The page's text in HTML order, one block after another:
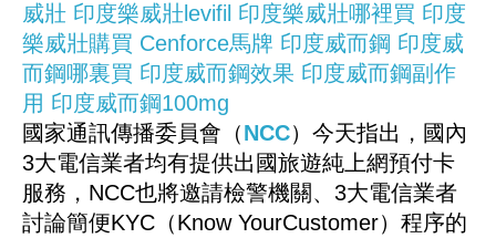
威壯 印度樂威壯levifil 印度樂威壯哪裡買 印度
樂威壯購買 Cenforce馬牌 印度威而鋼 印度威
而鋼哪裏買 印度威而鋼效果 印度威而鋼副作
用 印度威而鋼100mg
國家通訊傳播委員會（NCC）今天指出，國內
3大電信業者均有提供出國旅遊純上網預付卡
服務，NCC也將邀請檢警機關、3大電信業者
討論簡便KYC（Know YourCustomer）程序的